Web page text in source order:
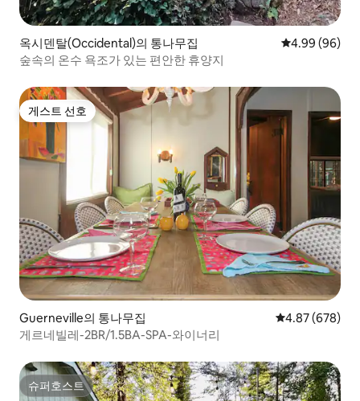
옥시덴탈(Occidental)의 통나무집 평점 4.99점(5
4.99 (96)
숲속의 온수 욕조가 있는 편안한 휴양지
게스트 선호
게스트 선호
Guerneville의 통나무집 평점 4.87점(5
4.87 (678)
게르네빌레-2BR/1.5BA-SPA-와이너리
슈퍼호스트
슈퍼호스트